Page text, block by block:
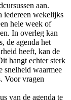
aan.
iedereen wekelijks
hele week of
In overleg kan
de agenda het
heeft, kan de
hangt echter sterk
snelheid waarmee
Voor vragen
van de agenda te